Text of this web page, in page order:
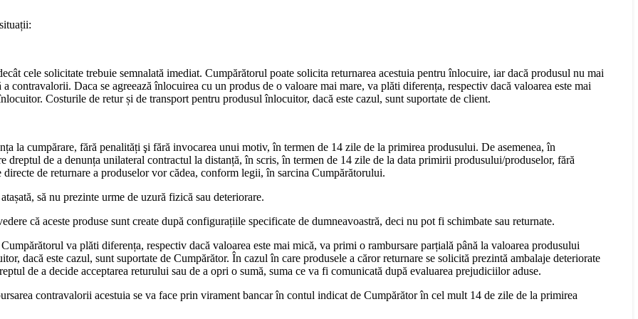
cele solicitate trebuie semnalată imediat. Cumpărătorul poate solicita returnarea acestuia pentru înlocuire, iar dacă produsul nu mai
contravalorii. Daca se agreează înlocuirea cu un produs de o valoare mai mare, va plăti diferența, respectiv dacă valoarea este mai
Costurile de retur și de transport pentru produsul înlocuitor, dacă este cazul, sunt suportate de client.
la cumpărare, fără penalități şi fără invocarea unui motiv, în termen de 14 zile de la primirea produsului. De asemenea, în
de a denunța unilateral contractul la distanță, în scris, în termen de 14 zile de la data primirii produsului/produselor, fără
de returnare a produselor vor cădea, conform legii, în sarcina Cumpărătorului.
să nu prezinte urme de uzură fizică sau deteriorare.
că aceste produse sunt create după configurațiile specificate de dumneavoastră, deci nu pot fi schimbate sau returnate.
va plăti diferența, respectiv dacă valoarea este mai mică, va primi o rambursare parțială până la valoarea produsului
dacă este cazul, sunt suportate de Cumpărător. În cazul în care produsele a căror returnare se solicită prezintă ambalaje deteriorate
de a decide acceptarea returului sau de a opri o sumă, suma ce va fi comunicată după evaluarea prejudiciilor aduse.
contravalorii acestuia se va face prin virament bancar în contul indicat de Cumpărător în cel mult 14 de zile de la primirea